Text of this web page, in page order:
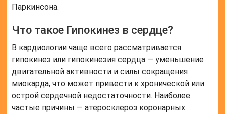
Паркинсона.
Что такое Гипокинез в сердце?
В кардиологии чаще всего рассматривается
гипокинез или гипокинезия сердца — уменьшение
двигательной активности и силы сокращения
миокарда, что может привести к хронической или
острой сердечной недостаточности. Наиболее
частые причины — атеросклероз коронарных